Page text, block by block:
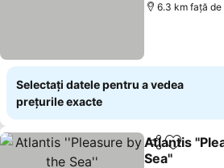
6.3 km faţă de
Selectați datele pentru a vedea
prețurile exacte
Distribuiți
Atlantis
Sea''